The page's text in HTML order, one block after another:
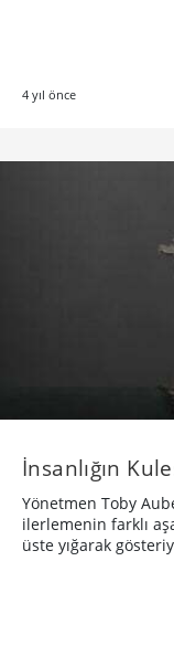
4 yıl önce
İnsanlığın
Yönetmen Toby
ilerlemenin farklı
üste yığarak